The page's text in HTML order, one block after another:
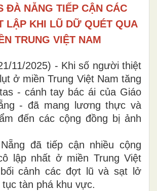
ĐÀ NẴNG TIẾP CẬN CÁC
LẬP KHI LŨ DỮ QUÉT QUA
TRUNG VIỆT NAM
11/2025) - Khi số người thiệt
ở miền Trung Việt Nam tăng
- cánh tay bác ái của Giáo
- đã mang lương thực và
đến các cộng đồng bị ảnh
đã tiếp cận nhiều cộng
lập nhất ở miền Trung Việt
cảnh các đợt lũ và sạt lở
tục tàn phá khu vực.